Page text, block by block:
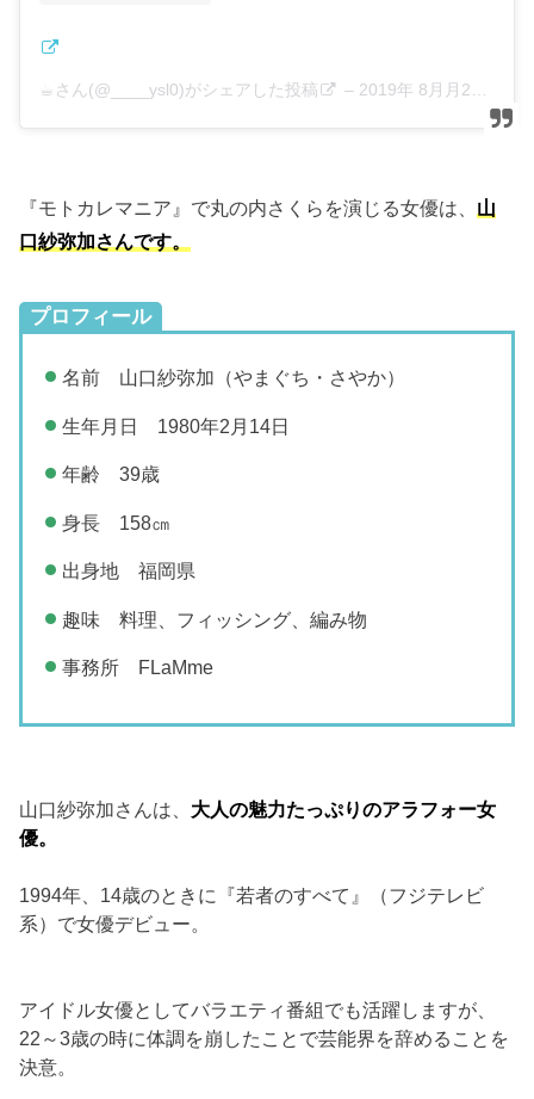
☕︎さん(@____ysl0)がシェアした投稿 – 2019年 8月月28日午後4時03分PDT
『モトカレマニア』で丸の内さくらを演じる女優は、 山
口紗弥加さんです。
プロフィール
名前 山口紗弥加（やまぐち・さやか）
生年月日 1980年2月14日
年齢 39歳
身長 158㎝
出身地 福岡県
趣味 料理、フィッシング、編み物
事務所 FLaMme
山口紗弥加さんは、 大人の魅力たっぷりのアラフォー女
優。
1994年、14歳のときに『若者のすべて』（フジテレビ
系）で女優デビュー。
アイドル女優としてバラエティ番組でも活躍しますが、
22～3歳の時に体調を崩したことで芸能界を辞めることを
決意。